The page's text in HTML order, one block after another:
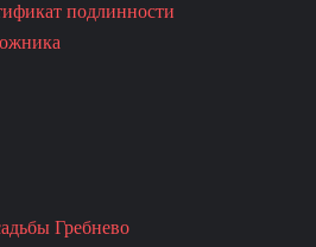
подлинности
Гребнево